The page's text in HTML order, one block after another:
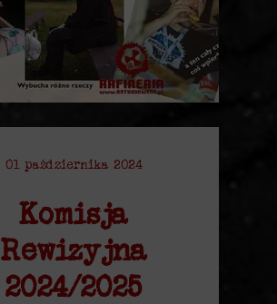
01 października 2024
Komisja
Rewizyjna
2024/2025